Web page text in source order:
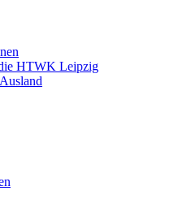
HTWK Leipzig